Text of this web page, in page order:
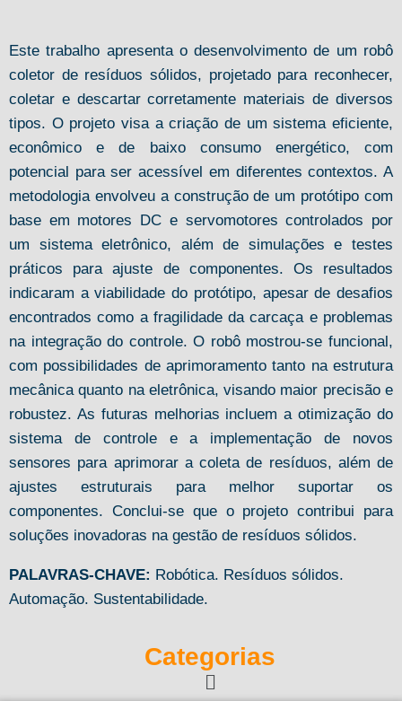
Este trabalho apresenta o desenvolvimento de um robô
coletor de resíduos sólidos, projetado para reconhecer,
coletar e descartar corretamente materiais de diversos
tipos. O projeto visa a criação de um sistema eficiente,
econômico e de baixo consumo energético, com
potencial para ser acessível em diferentes contextos. A
metodologia envolveu a construção de um protótipo com
base em motores DC e servomotores controlados por
um sistema eletrônico, além de simulações e testes
práticos para ajuste de componentes. Os resultados
indicaram a viabilidade do protótipo, apesar de desafios
encontrados como a fragilidade da carcaça e problemas
na integração do controle. O robô mostrou-se funcional,
com possibilidades de aprimoramento tanto na estrutura
mecânica quanto na eletrônica, visando maior precisão e
robustez. As futuras melhorias incluem a otimização do
sistema de controle e a implementação de novos
sensores para aprimorar a coleta de resíduos, além de
ajustes estruturais para melhor suportar os
componentes. Conclui-se que o projeto contribui para
soluções inovadoras na gestão de resíduos sólidos.
PALAVRAS-CHAVE: Robótica. Resíduos sólidos.
Automação. Sustentabilidade.
Categorias